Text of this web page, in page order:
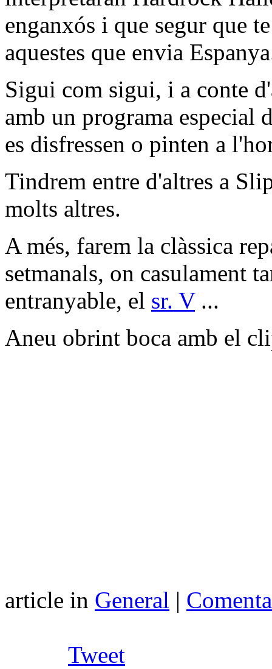
enganxós i que segur que
aquestes que envia
Sigui com sigui, i a conte
amb un programa especial
es disfressen o pinten a
Tindrem entre d'altres a
molts altres.
A més, farem la clàssica
setmanals, on casulament
entranyable, el sr. V...
Aneu obrint boca amb el
article in General |
Tweet